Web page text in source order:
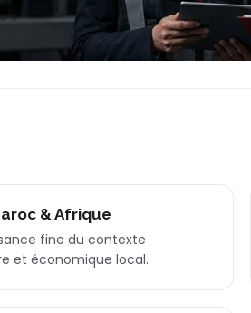
& Afrique
fine du contexte
et économique local.